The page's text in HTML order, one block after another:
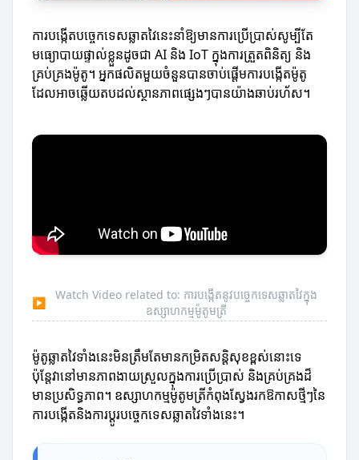
ការបង្កើតបច្ចេកទេសឆ្លាតវៃនេះនាំឱ្យមានការប្រើប្រាស់សូម្បីតែ
មធ្យោបាយផ្ទាល់ខ្លួនដូចជា AI និង IoT ក្នុងការត្រួតពិនិត្យ និង
គ្រប់គ្រងម៉ូតូ។ អ្នកផលិតមួយចំនួនបានចាប់ផ្តើមការបង្កើតម៉ូតូ
ដែលអាចឆ្លើយតបដល់ស្ថានភាពផ្សេងៗបានយ៉ាងឆាប់រហ័ស។
▶
Watch Video related to: ការបង្កើតនូវបច្ចេកទេសឆ្លាតវៃក្នុង
ឧស្សាហកម្មម៉ូតូមត្រី
ម៉ូតូឆ្លាតវៃទាំងនេះមិនត្រឹមតែមានកម្រិតសន្តិសុខខ្ពស់នោះទេ
ប៉ុន្តែវានៅមានភាពងាយស្រួលក្នុងការប្រើប្រាស់ និងគ្រប់គ្រងដ៏
មានប្រសិទ្ធភាព។ ឧស្សាហកម្មម៉ូតូមត្រីកំពុងស្វែងរកឱកាសថ្មីៗនៃ
ការបង្កើតនិងការប្ដូរបច្ចេកទេសឆ្លាតវៃទាំងនេះ។